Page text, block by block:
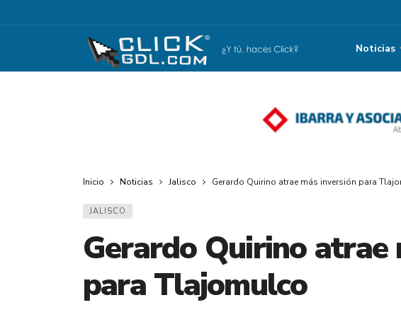
Noticias
Inicio Noticias Jalisco Gerardo Quirino atrae más inversión para
JALISCO
Gerardo Quirino atrae
para Tlajomulco